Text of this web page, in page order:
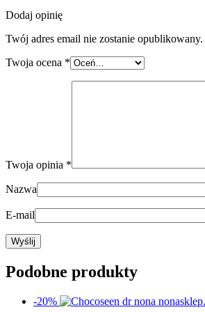
Dodaj opinię
Twój adres email nie zostanie opublikowany.
Twoja ocena *
Twoja opinia *
Nazwa
E-mail
Podobne produkty
-20%